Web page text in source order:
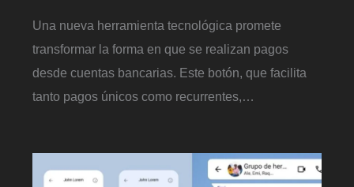
Una nueva herramienta tecnológica promete
transformar la forma en que se realizan pagos
desde cuentas bancarias. Este botón, que facilita
tanto pagos únicos como recurrentes,…